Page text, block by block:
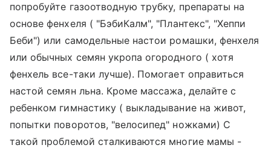
попробуйте газоотводную трубку, препараты на
основе фенхеля ( "БэбиКалм", "Плантекс", "Хеппи
Беби") или самодельные настои ромашки, фенхеля
или обычных семян укропа огородного ( хотя
фенхель все-таки лучше). Помогает оправиться
настой семян льна. Кроме массажа, делайте с
ребенком гимнастику ( выкладывание на живот,
попытки поворотов, "велосипед" ножками) С
такой проблемой сталкиваются многие мамы -